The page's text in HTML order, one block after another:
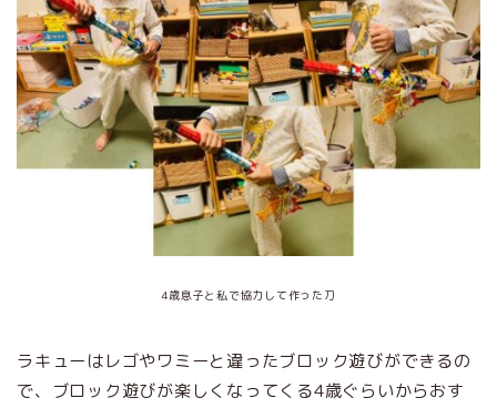
4歳息子と私で協力して作った刀
ラキューはレゴやワミーと違ったブロック遊びができるの
で、ブロック遊びが楽しくなってくる4歳ぐらいからおす